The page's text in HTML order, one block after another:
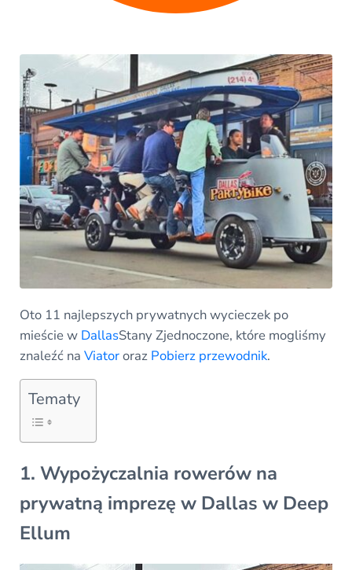
Oto 11 najlepszych prywatnych wycieczek po
mieście w DallasStany Zjednoczone, które mogliśmy
znaleźć na Viatororaz Pobierz przewodnik.
Tematy
1. Wypożyczalnia rowerów na
prywatną imprezę w Dallas w Deep
Ellum